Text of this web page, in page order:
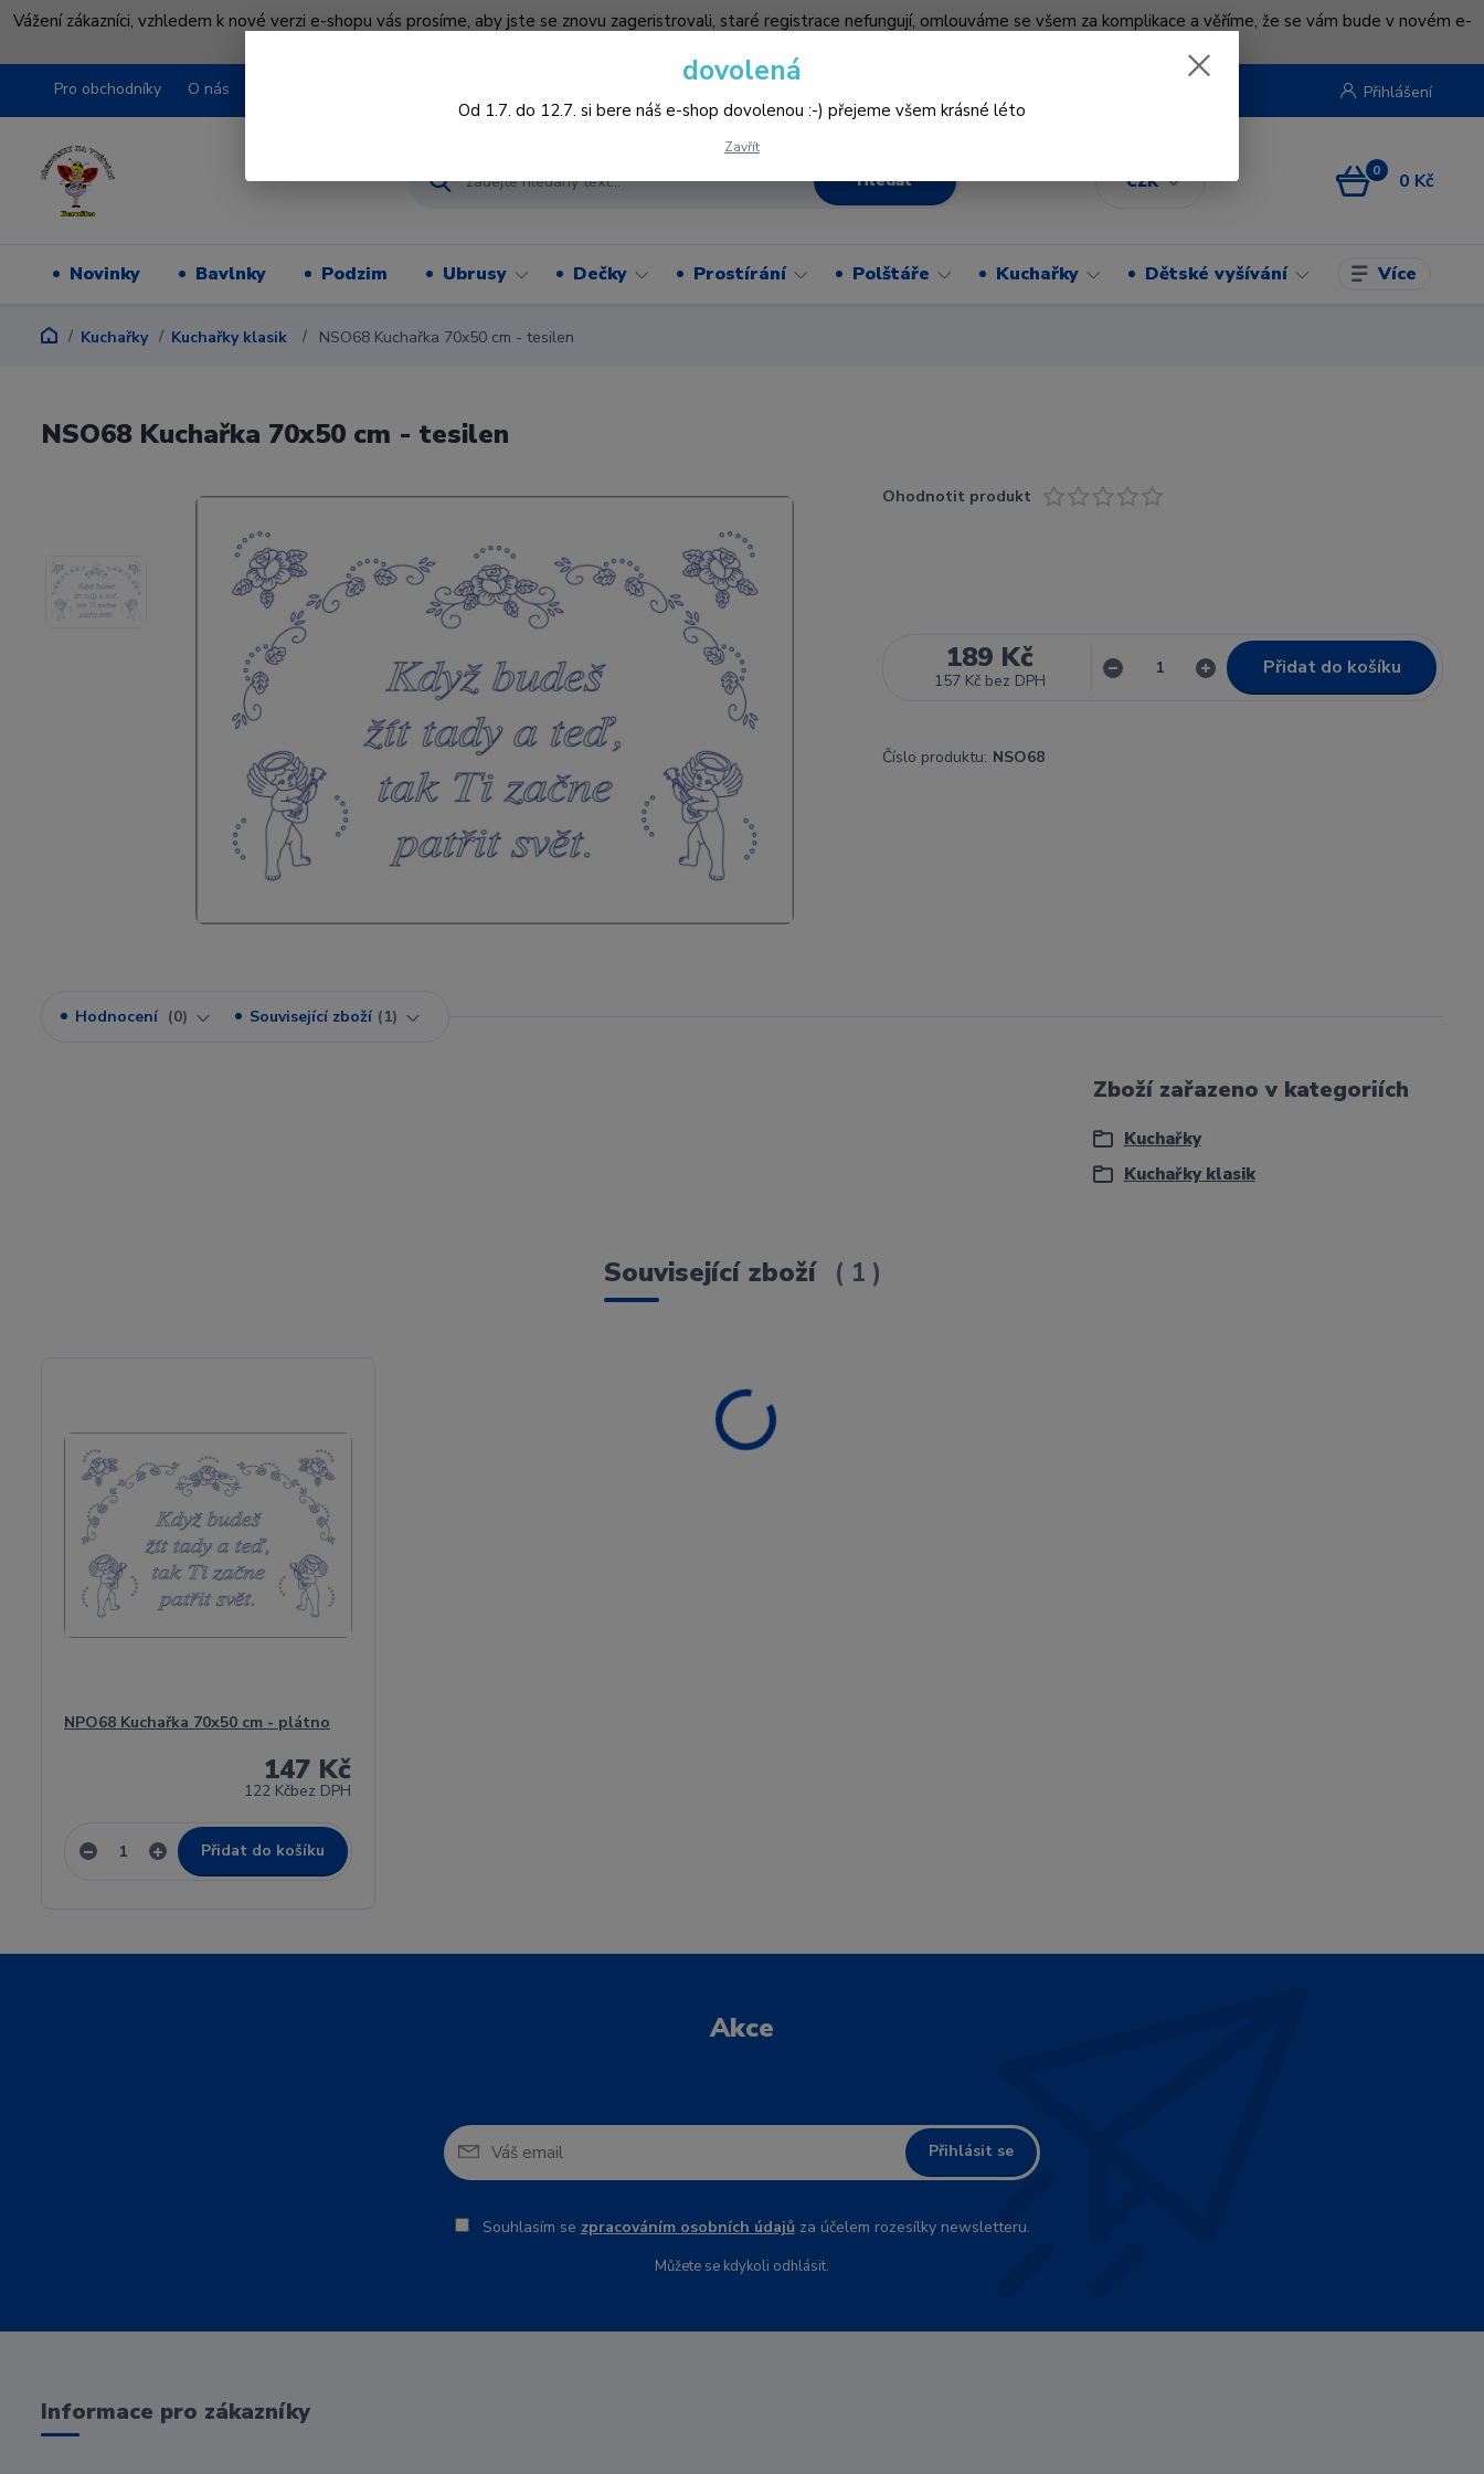
Vážení zákazníci, vzhledem k nové verzi e-shopu vás prosíme, aby jste se znovu zageristrovali, staré registrace nefungují, omlouváme se všem za komplikace a věříme, že se vám bude v novém e-
Pro obchodníky O nás
CZK
Přihlášení
Hledat 0 0 Kč
Novinky Bavlnky Podzim Ubrusy Dečky Prostírání Polštáře Kuchařky Dětské vyšívání Více
Kuchařky Kuchařky klasik NSO68 Kuchařka 70x50 cm - tesilen
NSO68 Kuchařka 70x50 cm - tesilen
Ohodnotit produkt
189 Kč
157 Kč bez DPH
Přidat do košíku
Číslo produktu: NSO68
Hodnocení 0 Související zboží 1
Zboží zařazeno v kategoriích
Kuchařky
Kuchařky klasik
Související zboží 1
NPO68 Kuchařka 70x50 cm - plátno
147 Kč
122 Kčbez DPH
Přidat do košíku
Akce
Přihlásit se
Souhlasím se zpracováním osobních údajůza účelem rozesílky newsletteru.
Můžete se kdykoli odhlásit.
Informace pro zákazníky
dovolená
Od 1.7. do 12.7. si bere náš e-shop dovolenou :-) přejeme všem krásné léto
Zavřít